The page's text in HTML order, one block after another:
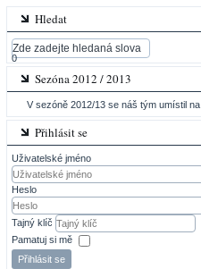
Hledat
0
Sezóna 2012 / 2013
V sezóně 2012/13 se náš tým umístil na
Přihlásit se
Uživatelské jméno
Heslo
Tajný klíč
Pamatuj si mě
Přihlásit se